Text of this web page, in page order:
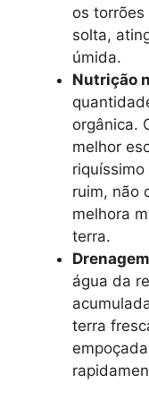
os
solta,
úmida.
Nutrição
orgânica.
melhor
ruim, não
melhora
terra.
água da
terra